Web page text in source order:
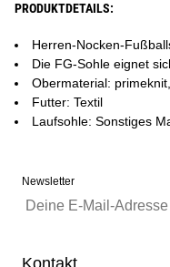
PRODUKTDETAILS:
Herren-Nocken-
Die FG-Sohle eignet
Obermaterial:
Futter: Textil
Laufsohle: Sonstiges
Newsletter
Kontakt